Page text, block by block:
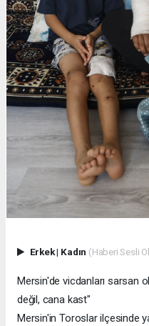
Erkek| Kadın (Haberi Sesli
Mersin'de vicdanları sarsan
değil, cana kast"
Mersin'in Toroslar ilçesinde